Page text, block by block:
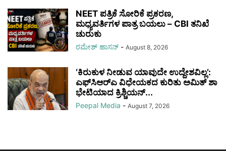
NEET ಪತ್ರಿಕೆ ಸೋರಿಕೆ ಪ್ರಕರಣ,
ಮಧ್ಯವರ್ತಿಗಳ ಪಾತ್ರ ಬಯಲು – CBI ತನಿಖೆ
ಚುರುಕು
ರಮೇಶ್‌ ಹಾಸನ್‌ - August 8, 2026
‘ಕಿರುಕುಳ ನೀಡುವ ಯಾವುದೇ ಉದ್ದೇಶವಿಲ್ಲ’:
ಎಫ್‌ಸಿಆರ್‌ಎ ವಿಧೇಯಕದ ಕುರಿತು ಅಮಿತ್ ಶಾ
ಭೇಟಿಯಾದ ಕ್ರಿಶ್ಚಿಯನ್...
Peepal Media - August 7, 2026